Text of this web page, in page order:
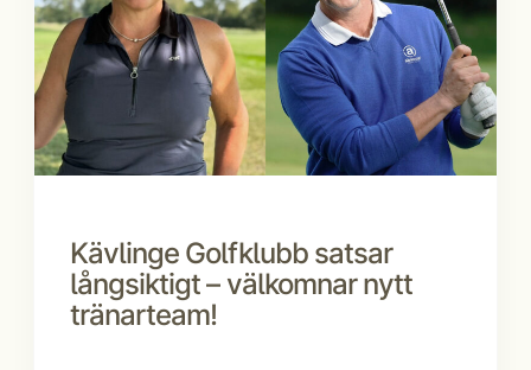
Kävlinge Golfklubb satsar
långsiktigt – välkomnar nytt
tränarteam!